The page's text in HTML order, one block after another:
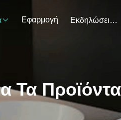
Εφαρμογή Εκδηλώσεις
Τα Προϊόντα